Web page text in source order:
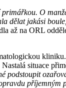
O
dělat jakási
až na ORL
situace
podstoupit
příjemným